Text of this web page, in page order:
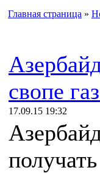
Главная страница »
свопе
17.09.15 19:32